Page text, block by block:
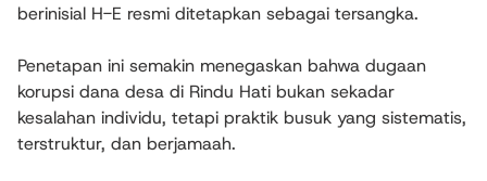
berinisial H-E resmi ditetapkan sebagai tersangka.
Penetapan ini semakin menegaskan bahwa dugaan
korupsi dana desa di Rindu Hati bukan sekadar
kesalahan individu, tetapi praktik busuk yang sistematis,
terstruktur, dan berjamaah.